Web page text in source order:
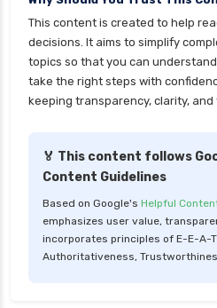
personal loan for home
personal loan for it
personal loan for marriage
personal loan for
personal loan for salaried
personal loan for self
personal loan for women
This content is created to help
decisions. It aims to simplify
topics so that you can
take the right steps with
keeping transparency, clarity, and
🏅 This content follows
Content Guidelines
Based on Google's Helpful
emphasizes user value,
incorporates principles of E-E-A-
Authoritativeness,